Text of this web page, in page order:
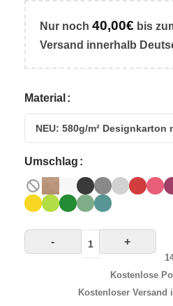
Nur noch 40,00€ bis
Versand innerhalb
Material
Umschlag
- +
Kostenlose
Kostenloser